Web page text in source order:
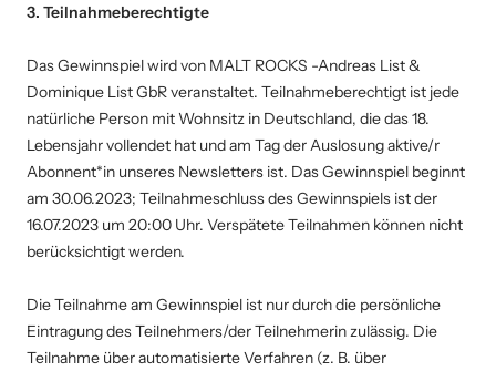
3. Teilnahmeberechtigte
Das Gewinnspiel wird von MALT ROCKS -Andreas List &
Dominique List GbR veranstaltet. Teilnahmeberechtigt ist jede
natürliche Person mit Wohnsitz in Deutschland, die das 18.
Lebensjahr vollendet hat und am Tag der Auslosung aktive/r
Abonnent*in unseres Newsletters ist. Das Gewinnspiel beginnt
am 30.06.2023; Teilnahmeschluss des Gewinnspiels ist der
16.07.2023 um 20:00 Uhr. Verspätete Teilnahmen können nicht
berücksichtigt werden.
Die Teilnahme am Gewinnspiel ist nur durch die persönliche
Eintragung des Teilnehmers/der Teilnehmerin zulässig. Die
Teilnahme über automatisierte Verfahren (z. B. über